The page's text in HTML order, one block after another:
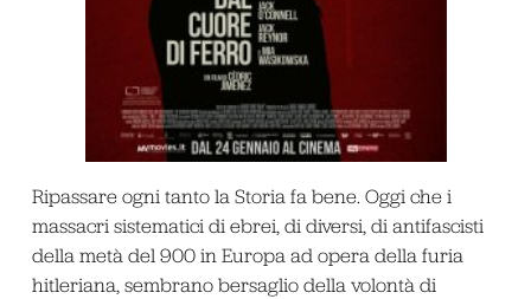
Ripassare ogni tanto la Storia fa bene. Oggi che i
massacri sistematici di ebrei, di diversi, di antifascisti
della metà del 900 in Europa ad opera della furia
hitleriana, sembrano bersaglio della volontà di